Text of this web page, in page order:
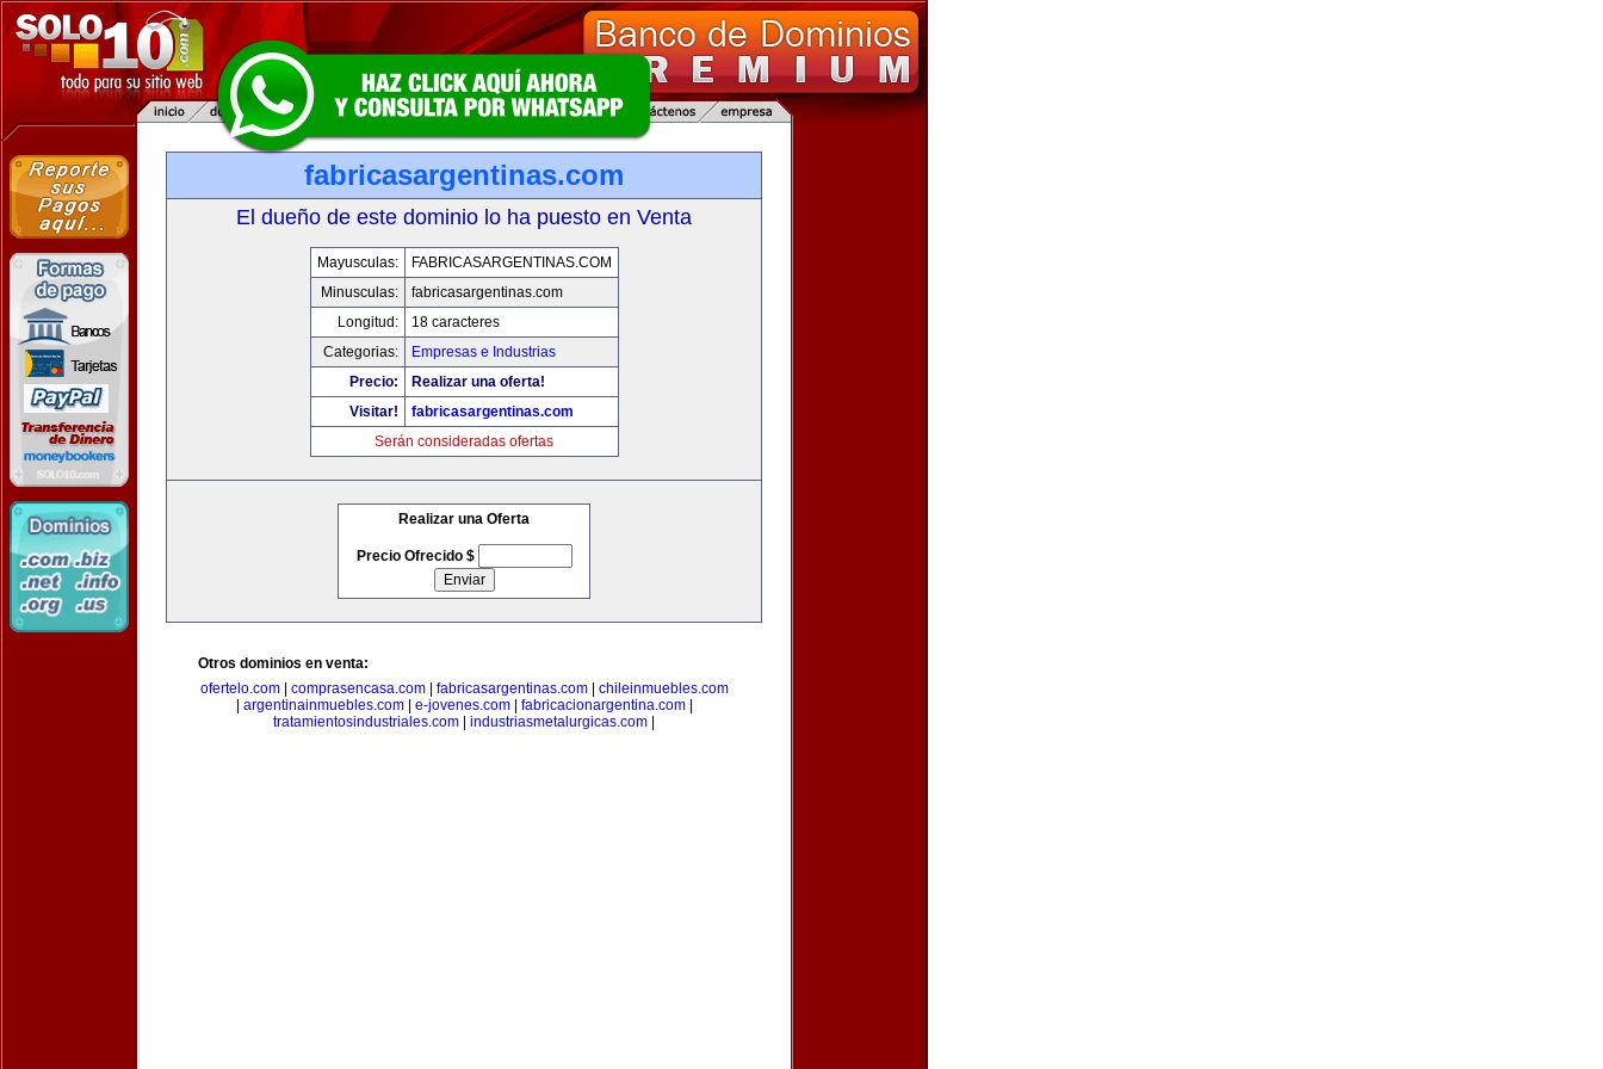
fabricasargentinas.com
El dueño de este dominio lo ha puesto en Venta
Mayusculas:
FABRICASARGENTINAS.COM
Minusculas:
fabricasargentinas.com
Longitud:
18 caracteres
Categorias:
Empresas e Industrias
Precio:
Realizar una oferta!
Visitar!
fabricasargentinas.com
Serán consideradas ofertas
Realizar una Oferta
Precio Ofrecido $
Otros dominios en venta:
ofertelo.com| comprasencasa.com| fabricasargentinas.com| chileinmuebles.com
argentinainmuebles.com| e-jovenes.com| fabricacionargentina.com|
tratamientosindustriales.com
industriasmetalurgicas.com